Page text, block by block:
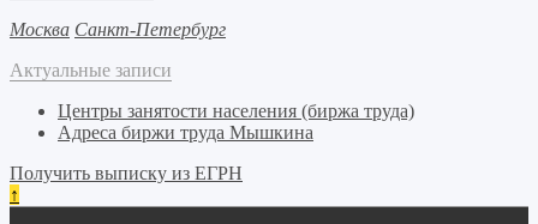
Москва Санкт-Петербург
Актуальные записи
Центры занятости населения (биржа труда)
Адреса биржи труда Мышкина
Получить выписку из ЕГРН
↑